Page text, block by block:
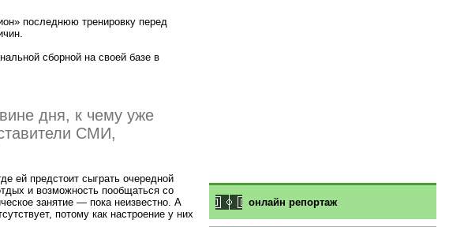
последнюю тренировку перед
сборной на своей базе в
дня, к чему уже
СМИ,
ей предстоит сыграть очередной
и возможность пообщаться со
занятие — пока неизвестно. А
потому как настроение у них
онлайн репортаж